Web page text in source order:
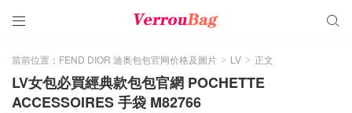
 
當前位置： FEND DIOR 迪奥包包官网价格及圖片 > LV > 正文
LV女包必買經典款包包官網 POCHETTE
ACCESSOIRES 手袋 M82766